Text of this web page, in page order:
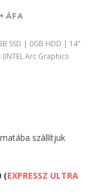
ÁFA
SSD | 0GB HDD | 14"
Arc Graphics
szállítjuk
(EXPRESSZ ULTRA